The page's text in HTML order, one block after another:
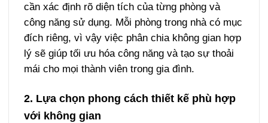
cần xác định rõ diện tích của từng phòng và
công năng sử dụng. Mỗi phòng trong nhà có mục
đích riêng, vì vậy việc phân chia không gian hợp
lý sẽ giúp tối ưu hóa công năng và tạo sự thoải
mái cho mọi thành viên trong gia đình.
2. Lựa chọn phong cách thiết kế phù hợp
với không gian